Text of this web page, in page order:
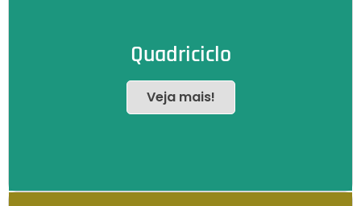
Quadriciclo
Veja mais!